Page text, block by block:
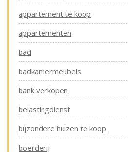
appartement te koop
appartementen
bad
badkamermeubels
bank verkopen
belastingdienst
bijzondere huizen te koop
boerderij